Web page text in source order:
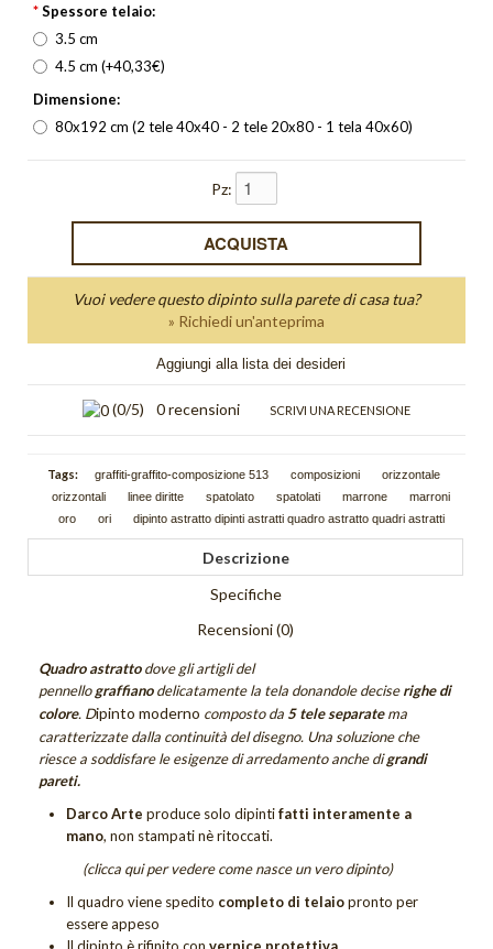
Orizzonte
Orologi
Quadri Bagliore
Quadri Unici
Red Light
Schizzi
Quadri Composizioni Figurative
Quadri Glamour
Quadri Jazz
Quadri la Dormiente
Quadri Miscellanea
Quadri Sguardo
*Spessore telaio:
3.5 cm
4.5 cm (+40,33€)
Dimensione:
80x192 cm (2 tele 40x40 - 2 tele 20x80 - 1 tela 40x60)
Pz:
Vuoi vedere questo dipinto sulla parete di casa tua?
» Richiedi un'anteprima
Aggiungi alla lista dei desideri
(0/5) 0 recensioni SCRIVI UNA RECENSIONE
Tags: graffiti-graffito-composizione 513 composizioni
orizzontale
orizzontali
linee diritte spatolato spatolati marrone
marroni
oro
ori dipinto astratto dipinti astratti quadro astratto quadri astratti
Descrizione
Specifiche
Recensioni (0)
Quadro astrattodove gli artigli del
pennellograffianodelicatamente la tela donandole deciserighe di
colore. Dipinto moderno composto da 5 tele separatema
caratterizzate dalla continuità del disegno. Una soluzione che
riesce a soddisfare le esigenze di arredamento anche digrandi
pareti.
Darco Arte produce solo dipintifatti interamente a
mano, non stampati nè ritoccati.
(clicca qui per vedere come nasce un vero dipinto)
Il quadro viene spedito completo di telaiopronto per
essere appeso